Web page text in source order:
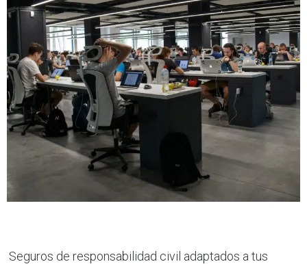
Seguros de responsabilidad civil adaptados a tus